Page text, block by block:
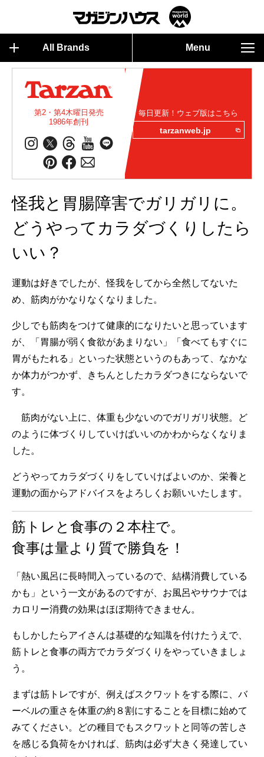
All Brands Menu
第2・第4木曜日発売
1986年創刊
毎日更新！ウェブ版はこちら
tarzanweb.jp
怪我と胃腸障害でガリガリに。
どうやってカラダづくりしたら
いい？
運動は好きでしたが、怪我をしてから全然してないた
め、筋肉がかなりなくなりました。
少しでも筋肉をつけて健康的になりたいと思っています
が、「胃腸が弱く食欲があまりない」「食べてもすぐに
胃がもたれる」といった状態というのもあって、なかな
か体力がつかず、きちんとしたカラダつきにならないで
す。
筋肉がない上に、体重も少ないのでガリガリ状態。ど
のように体づくりしていけばいいのかわからなくなりま
した。
どうやってカラダづくりをしていけばよいのか、栄養と
運動の面からアドバイスをよろしくお願いいたします。
筋トレと食事の２本柱で。
食事は量より質で勝負を！
「熱い風呂に長時間入っているので、結構消費している
かも」という一文があるのですが、お風呂やサウナでは
カロリー消費の効果はほぼ期待できません。
もしかしたらアイさんは基礎的な知識を付けたうえで、
筋トレと食事の両方でカラダづくりをやっていきましょ
う。
まずは筋トレですが、例えばスクワットをする際に、バ
ーベルの重さを体重の約８割にすることを目標に始めて
みてください。どの種目でもスクワットと同等の苦しさ
を感じる負荷をかければ、筋肉は必ず大きく発達してい